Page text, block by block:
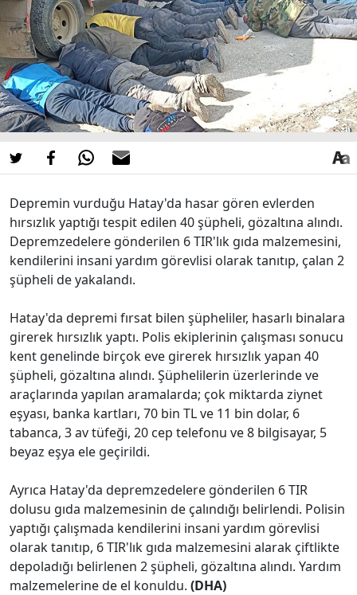
Depremin vurduğu Hatay'da hasar gören evlerden
hırsızlık yaptığı tespit edilen 40 şüpheli, gözaltına alındı.
Depremzedelere gönderilen 6 TIR'lık gıda malzemesini,
kendilerini insani yardım görevlisi olarak tanıtıp, çalan 2
şüpheli de yakalandı.
Hatay'da depremi fırsat bilen şüpheliler, hasarlı binalara
girerek hırsızlık yaptı. Polis ekiplerinin çalışması sonucu
kent genelinde birçok eve girerek hırsızlık yapan 40
şüpheli, gözaltına alındı. Şüphelilerin üzerlerinde ve
araçlarında yapılan aramalarda; çok miktarda ziynet
eşyası, banka kartları, 70 bin TL ve 11 bin dolar, 6
tabanca, 3 av tüfeği, 20 cep telefonu ve 8 bilgisayar, 5
beyaz eşya ele geçirildi.
Ayrıca Hatay'da depremzedelere gönderilen 6 TIR
dolusu gıda malzemesinin de çalındığı belirlendi. Polisin
yaptığı çalışmada kendilerini insani yardım görevlisi
olarak tanıtıp, 6 TIR'lık gıda malzemesini alarak çiftlikte
depoladığı belirlenen 2 şüpheli, gözaltına alındı. Yardım
malzemelerine de el konuldu. (DHA)